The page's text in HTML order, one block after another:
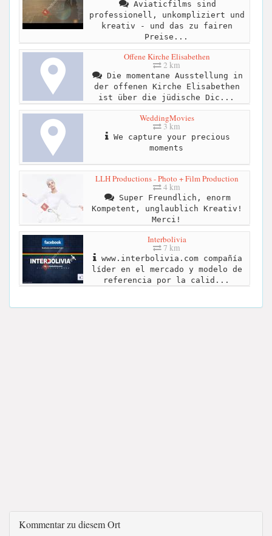
Aviaticfilms sind
professionell, unkompliziert und
kreativ - und das zu fairen
Preise...
Offene Kirche Elisabethen
2 km
Die momentane Ausstellung in
der offenen Kirche Elisabethen
ist über die jüdische Dic...
WeddingMovies
3 km
We capture your precious
moments
LLH Productions - Photo + Film Production
4 km
Super Freundlich, enorm
Kompetent, unglaublich Kreativ!
Merci!
Interbolivia
7 km
www.interbolivia.com compañía
líder en el mercado y modelo de
referencia por la calid...
Kommentar zu diesem Ort